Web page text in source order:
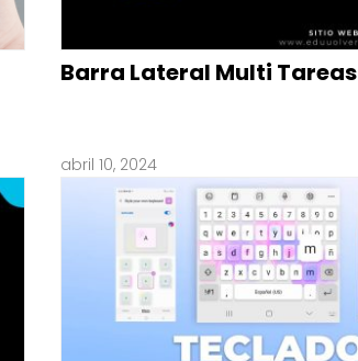
Barra Lateral Multi Tareas
abril 10, 2024